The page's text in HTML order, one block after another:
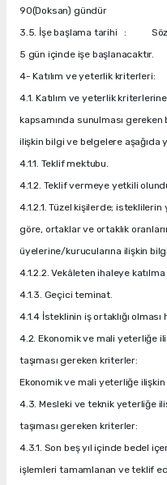
90(Doksan) gündür
3.5. İşe başlama tarihi :
5 gün içinde işe başlanacaktır.
4- Katılım ve yeterlik kriterleri:
4.1. Katılım ve yeterlik
kapsamında sunulması
ilişkin bilgi ve belgelere aşağıda
4.1.1. Teklif mektubu.
4.1.2. Teklif vermeye yetkili
4.1.2.1. Tüzel kişilerde;
göre, ortaklar ve ortaklık
üyelerine/kurucularına ilişkin
4.1.2.2. Vekâleten ihaleye
4.1.3. Geçici teminat.
4.1.4 İsteklinin iş ortaklığı
4.2. Ekonomik ve mali yeterliğe
taşıması gereken kriterler:
Ekonomik ve mali yeterliğe
4.3. Mesleki ve teknik yeterliğe
taşıması gereken kriterler:
4.3.1. Son beş yıl içinde bedel
işlemleri tamamlanan ve teklif